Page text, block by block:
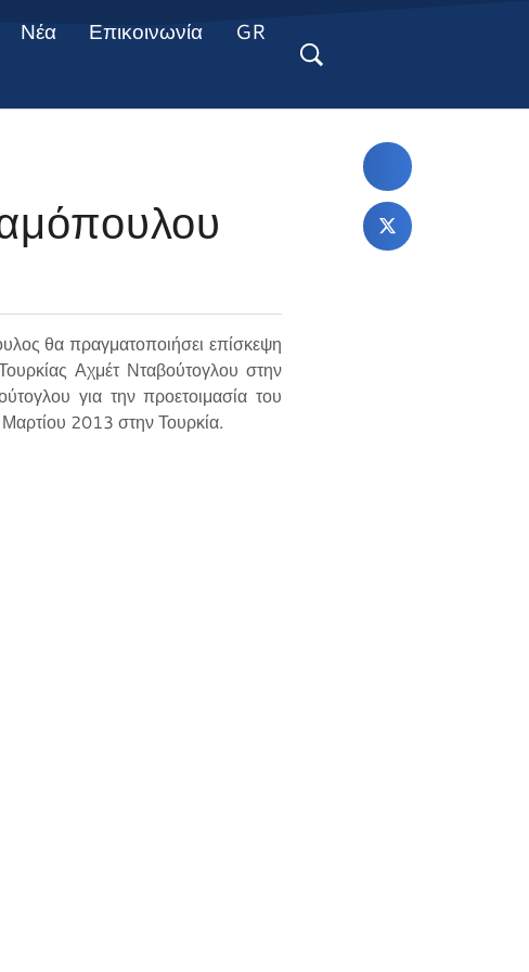
Νέα Επικοινωνία GR
θα πραγματοποιήσει επίσκεψη
Αχμέτ Νταβούτογλου στην
για την προετοιμασία του
2013 στην Τουρκία.